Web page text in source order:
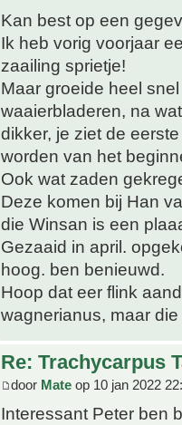
Kan best op een
Ik heb vorig voorjaar
zaailing sprietje!
Maar groeide heel
waaierbladeren, na
dikker, je ziet de
worden van het
Ook wat zaden
Deze komen bij Han
die Winsan is een
Gezaaid in april.
hoog. ben benieuwd.
Hoop dat eer flink
wagnerianus, maar
Re: Trachycarpus
door Mate op 10 jan 2022
Interessant Peter ben